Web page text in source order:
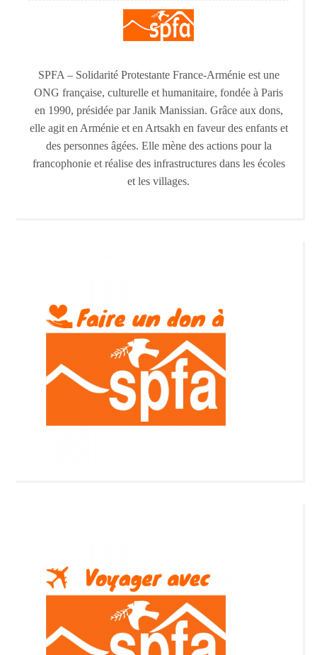
SPFA – Solidarité Protestante France-Arménie est une
ONG française, culturelle et humanitaire, fondée à Paris
en 1990, présidée par Janik Manissian. Grâce aux dons,
elle agit en Arménie et en Artsakh en faveur des enfants et
des personnes âgées. Elle mène des actions pour la
francophonie et réalise des infrastructures dans les écoles
et les villages.